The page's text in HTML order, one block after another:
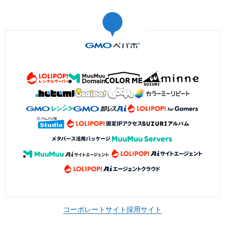
コーポレートサイト採用サイト